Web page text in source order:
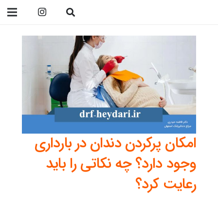
امکان پرکردن دندان در بارداری
وجود دارد؟ چه نکاتی را باید
رعایت کرد؟